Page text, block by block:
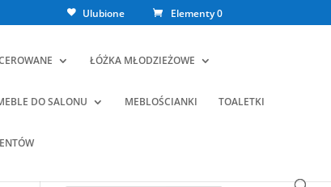
Ulubione Elementy 0
ŁÓŻKA MŁODZIEŻOWE
DO SALONU MEBLOŚCIANKI TOALETKI